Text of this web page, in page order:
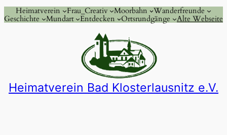
Heimatverein Frau_Creativ Moorbahn
Wanderfreunde
Geschichte
Mundart Entdecken Ortsrundgänge Alte Webseite
Heimatverein Bad Klosterlausnitz e.V.